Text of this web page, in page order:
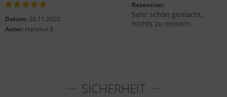
Datum: 26.11.2022
Autor: Hartmut E.
Rezension:
Sehr schön gemacht,
nichts zu mosern.
SICHERHEIT